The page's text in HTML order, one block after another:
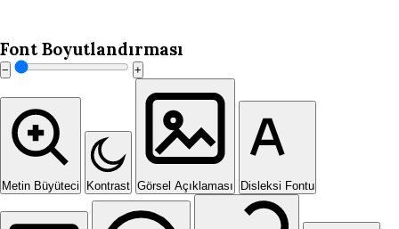
Font Boyutlandırması
− +
Metin Büyüteci Kontrast Görsel Açıklaması Disleksi Fontu